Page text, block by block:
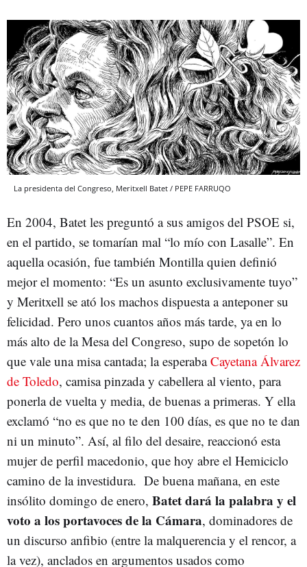
La presidenta del Congreso, Meritxell Batet / PEPE FARRUQO
En 2004, Batet les preguntó a sus amigos del PSOE si,
en el partido, se tomarían mal “lo mío con Lasalle”. En
aquella ocasión, fue también Montilla quien definió
mejor el momento: “Es un asunto exclusivamente tuyo”
y Meritxell se ató los machos dispuesta a anteponer su
felicidad. Pero unos cuantos años más tarde, ya en lo
más alto de la Mesa del Congreso, supo de sopetón lo
que vale una misa cantada; la esperabaCayetana Álvarez
de Toledo, camisa pinzada y cabellera al viento, para
ponerla de vuelta y media, de buenas a primeras. Y ella
exclamó “no es que no te den 100 días, es que no te dan
ni un minuto”. Así, al filo del desaire, reaccionó esta
mujer de perfil macedonio, que hoy abre el Hemiciclo
camino de la investidura. De buena mañana, en este
insólito domingo de enero, Batet dará la palabra y el
voto a los portavoces de la Cámara, dominadores de
un discurso anfibio (entre la malquerencia y el rencor, a
la vez), anclados en argumentos usados como